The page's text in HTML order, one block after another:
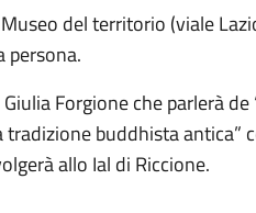
del territorio (viale
persona.
Forgione che parlerà de
buddhista antica”
allo Ial di Riccione.